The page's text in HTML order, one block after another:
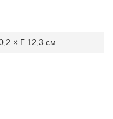
× Г 12,3 см